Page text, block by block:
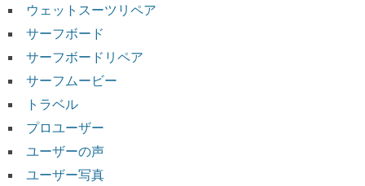
ウェットスーツリペア
サーフボード
サーフボードリペア
サーフムービー
トラベル
プロユーザー
ユーザーの声
ユーザー写真